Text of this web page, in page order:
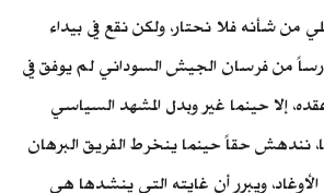
من شأنه فلا نحتار، ولكن نقع في بيداء
من فرسان الجيش السوداني لم يوفق في
إلا حينما غير وبدل المشهد السياسي
نندهش حقاً حينما ينخرط الفريق البرهان
ويبرر أن غايته التي ينشدها هي